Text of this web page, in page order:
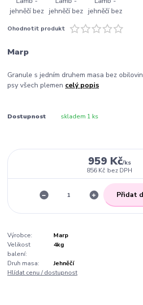
Ohodnotit produkt
Marp
Granule s jedním druhem masa bez
psy všech plemen celý popis
Dostupnost skladem 1 ks
959 Kč/ks
856 Kč bez DPH
Přidat
Výrobce:
Marp
Velikost
balení:
4kg
Druh masa:
Jehněčí
Hlídat cenu / dostupnost